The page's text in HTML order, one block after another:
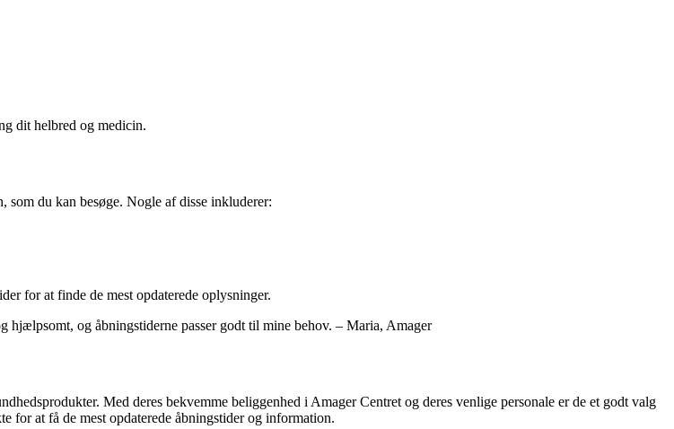
dit helbred og medicin.
du kan besøge. Nogle af disse inkluderer:
for at finde de mest opdaterede oplysninger.
hjælpsomt, og åbningstiderne passer godt til mine behov. – Maria, Amager
Med deres bekvemme beliggenhed i Amager Centret og deres venlige personale er de et godt valg
for at få de mest opdaterede åbningstider og information.